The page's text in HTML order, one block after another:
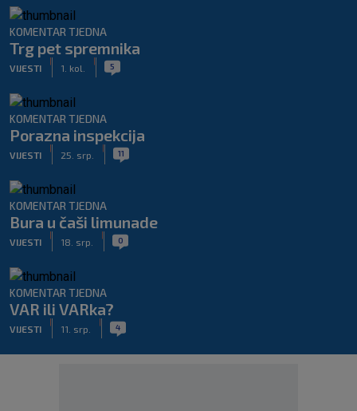
KOMENTAR TJEDNA
Trg pet spremnika
VIJESTI 1. kol. 5
KOMENTAR TJEDNA
Porazna inspekcija
VIJESTI 25. srp. 11
KOMENTAR TJEDNA
Bura u čaši limunade
VIJESTI 18. srp. 0
KOMENTAR TJEDNA
VAR ili VARka?
VIJESTI 11. srp. 4